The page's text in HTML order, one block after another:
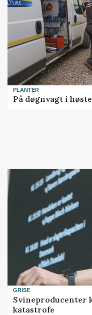
PLANTER
På døgnvagt i
GRISE
Svineproducenter
katastrofe